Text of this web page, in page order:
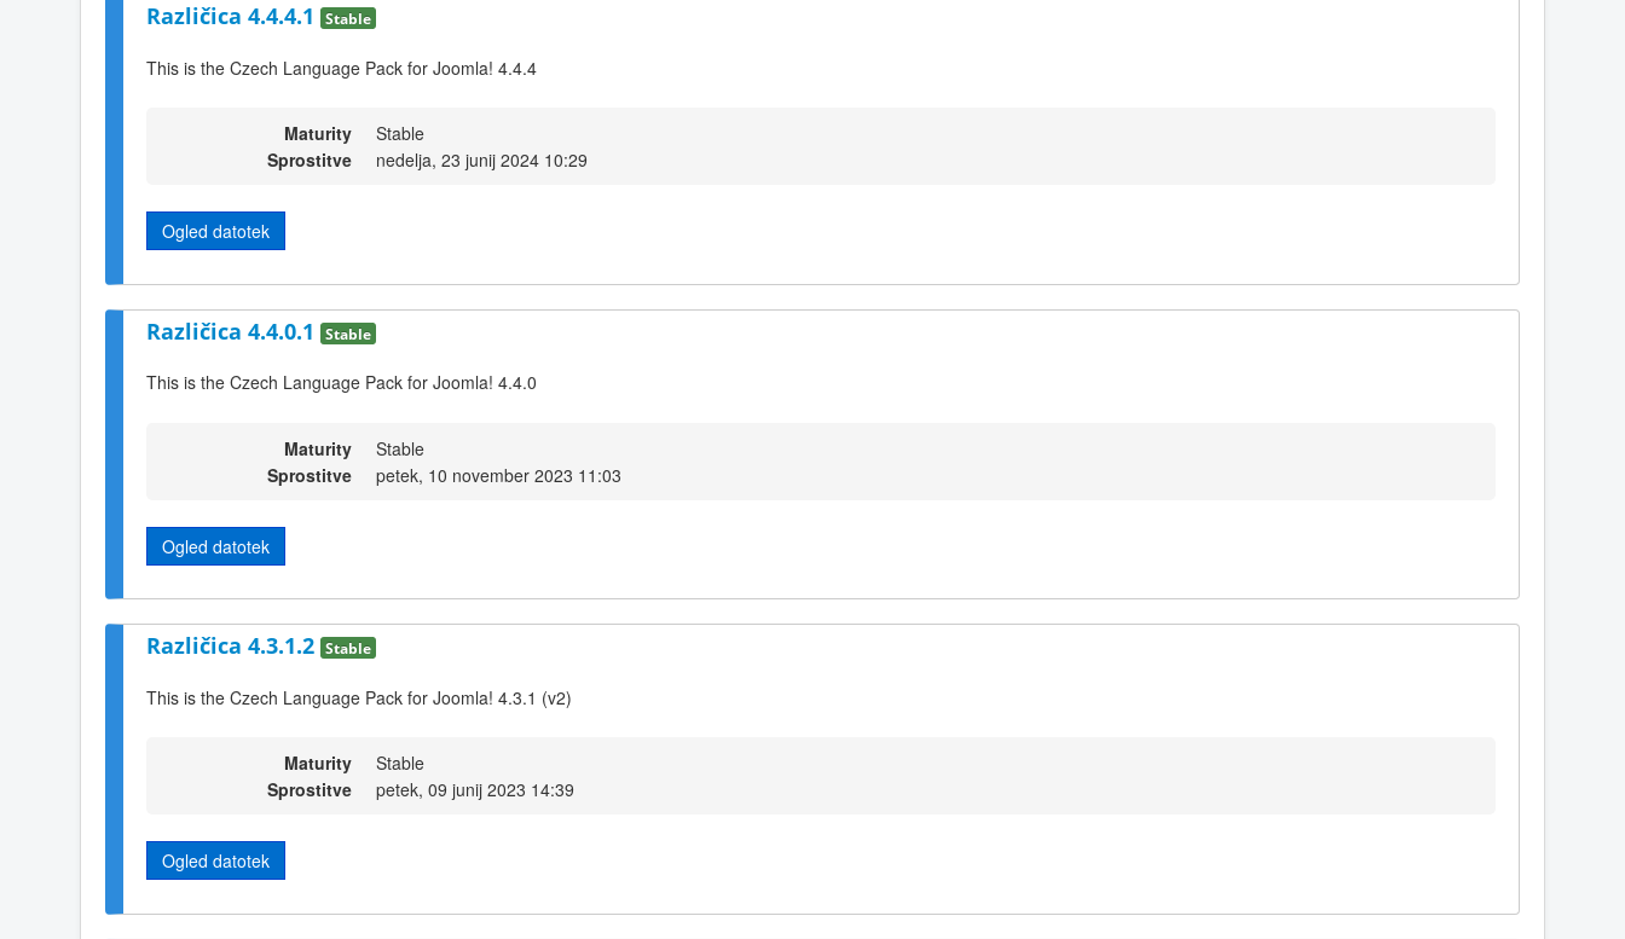
Različica 4.4.4.1 Stable
This is the Czech Language Pack for Joomla! 4.4.4
Maturity
Stable
Sprostitve
nedelja, 23 junij 2024 10:29
Ogled datotek
Različica 4.4.0.1 Stable
This is the Czech Language Pack for Joomla! 4.4.0
Maturity
Stable
Sprostitve
petek, 10 november 2023 11:03
Ogled datotek
Različica 4.3.1.2 Stable
This is the Czech Language Pack for Joomla! 4.3.1 (v2)
Maturity
Stable
Sprostitve
petek, 09 junij 2023 14:39
Ogled datotek